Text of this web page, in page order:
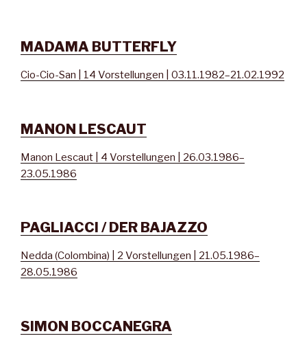
MADAMA BUTTERFLY
Cio-Cio-San | 14 Vorstellungen | 03.11.1982–21.02.1992
MANON LESCAUT
Manon Lescaut | 4 Vorstellungen | 26.03.1986–
23.05.1986
PAGLIACCI / DER BAJAZZO
Nedda (Colombina) | 2 Vorstellungen | 21.05.1986–
28.05.1986
SIMON BOCCANEGRA